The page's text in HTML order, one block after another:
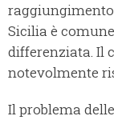
Sicilia è
differenziata. Il
notevolmente
Il problema